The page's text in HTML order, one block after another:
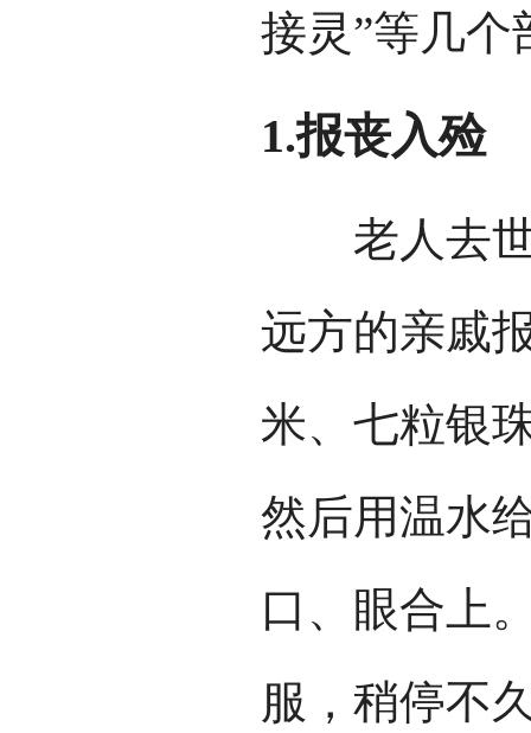
接灵”等几个
1.报丧入殓
老人去世
远方的亲戚
米、七粒银
然后用温水
口、眼合上
服，稍停不